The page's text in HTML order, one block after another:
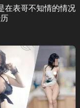
在表哥不知情的情况